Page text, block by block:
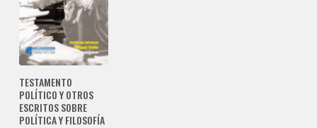
TESTAMENTO
POLÍTICO Y OTROS
ESCRITOS SOBRE
POLÍTICA Y FILOSOFÍA